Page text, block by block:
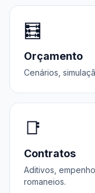
🧮
Orçamento
Cenários,
📑
Contratos
Aditivos,
romaneios.